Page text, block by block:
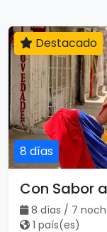
8 días
Destacado
Con Sabor
8 días / 7
1 país(es)